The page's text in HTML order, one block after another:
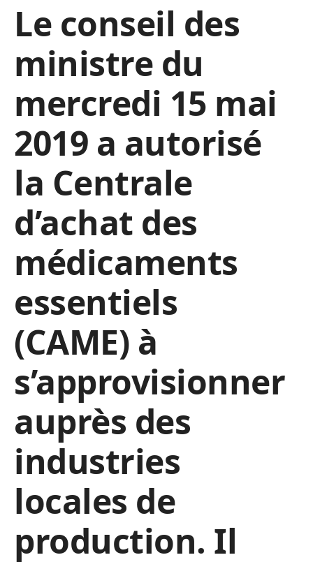
Le conseil des
ministre du
mercredi 15 mai
2019 a autorisé
la Centrale
d’achat des
médicaments
essentiels
(CAME) à
s’approvisionner
auprès des
industries
locales de
production. Il